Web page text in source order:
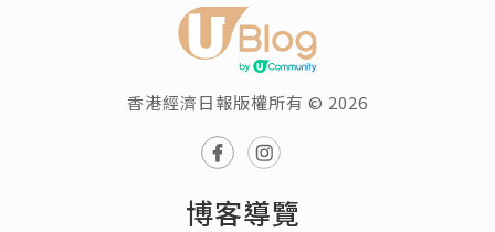
香港經濟日報版權所有 © 2026
博客導覽